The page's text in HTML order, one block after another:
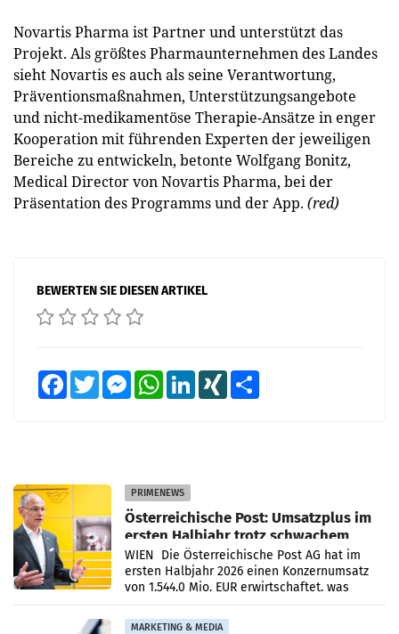
Novartis Pharma ist Partner und unterstützt das
Projekt. Als größtes Pharmaunternehmen des Landes
sieht Novartis es auch als seine Verantwortung,
Präventionsmaßnahmen, Unterstützungsangebote
und nicht-medikamentöse Therapie-Ansätze in enger
Kooperation mit führenden Experten der jeweiligen
Bereiche zu entwickeln, betonte Wolfgang Bonitz,
Medical Director von Novartis Pharma, bei der
Präsentation des Programms und der App. (red)
BEWERTEN SIE DIESEN ARTIKEL
FacebookTwitter MessengerWhatsAppLinkedInXING
PRIMENEWS
Österreichische Post: Umsatzplus im
ersten Halbjahr trotz schwachem
Briefgeschäft
WIEN Die Österreichische Post AG hat im
ersten Halbjahr 2026 einen Konzernumsatz
von 1.544,0 Mio. EUR erwirtschaftet, was
einem Plus von 3,8 Prozent gegenüber dem
Vergleichszeitraum
MARKETING & MEDIA